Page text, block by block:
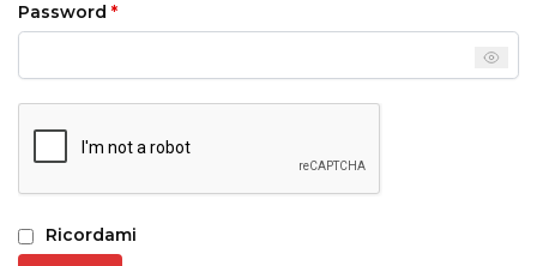
Password *
Ricordami